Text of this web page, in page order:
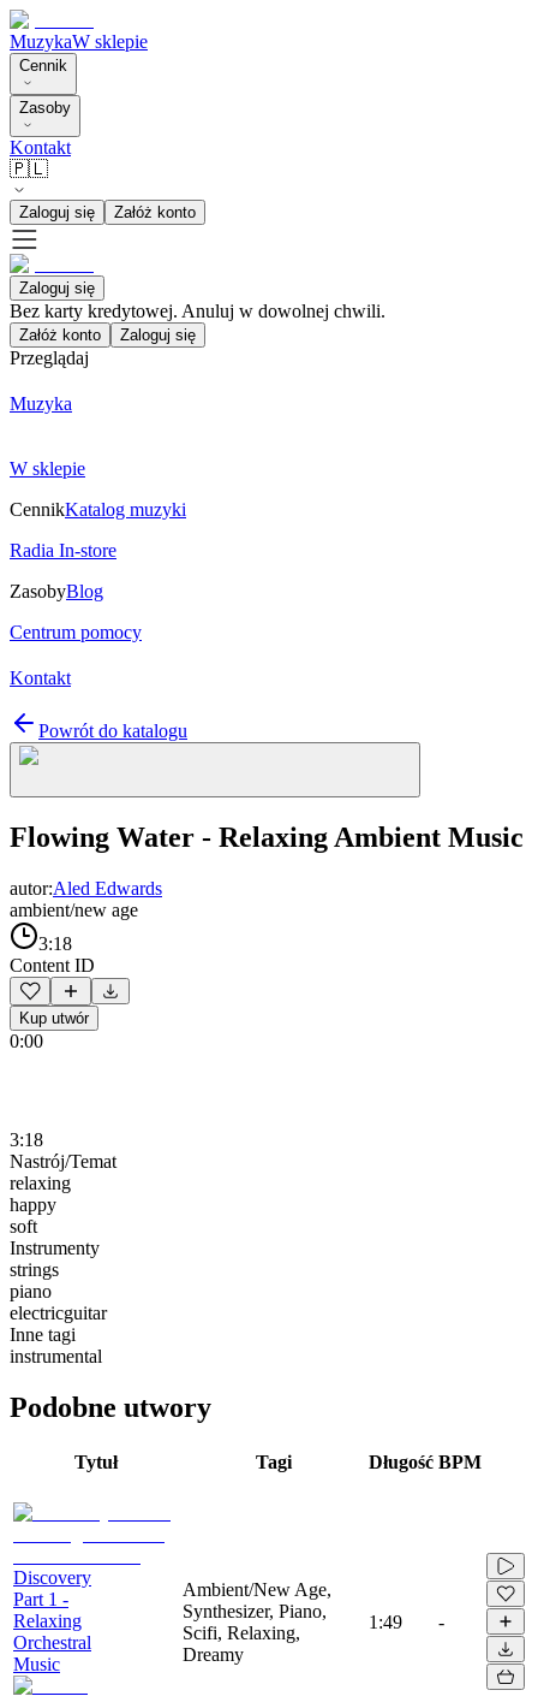
MuzykaW sklepie
Cennik
Zasoby
Kontakt
🇵🇱
Zaloguj się Załóż konto
Zaloguj się
Bez karty kredytowej. Anuluj w dowolnej chwili.
Załóż konto Zaloguj się
Przeglądaj
Muzyka
W sklepie
CennikKatalog muzyki
Radia In-store
ZasobyBlog
Centrum pomocy
Kontakt
Powrót do katalogu
Flowing Water - Relaxing Ambient Music
autor:Aled Edwards
ambient/new age
3:18
Content ID
Kup utwór
0:00
3:18
Nastrój/Temat
relaxing
happy
soft
Instrumenty
strings
piano
electricguitar
Inne tagi
instrumental
Podobne utwory
Tytuł Tagi Długość BPM
Discovery
Part 1 -
Relaxing
Orchestral
Music
Ambient/New Age,
Synthesizer, Piano,
Scifi, Relaxing,
Dreamy
1:49 -